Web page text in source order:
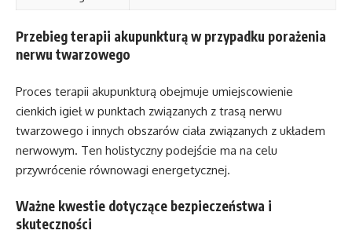
Przebieg terapii akupunkturą w przypadku porażenia
nerwu twarzowego
Proces terapii akupunkturą obejmuje umiejscowienie
cienkich igieł w punktach związanych z trasą nerwu
twarzowego i innych obszarów ciała związanych z układem
nerwowym. Ten holistyczny podejście ma na celu
przywrócenie równowagi energetycznej.
Ważne kwestie dotyczące bezpieczeństwa i
skuteczności